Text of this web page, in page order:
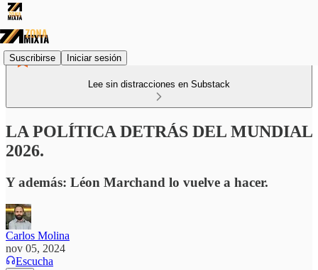
Suscribirse Iniciar sesión
Lee sin distracciones en Substack
LA POLÍTICA DETRÁS DEL MUNDIAL
2026.
Y además: Léon Marchand lo vuelve a hacer.
Carlos Molina
nov 05, 2024
Escucha